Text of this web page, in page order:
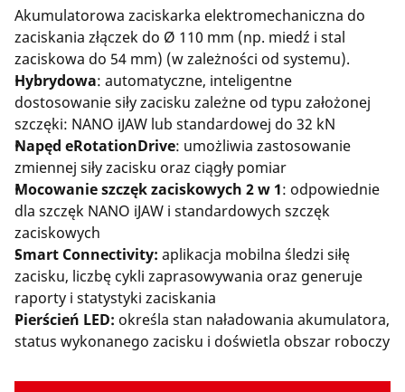
Akumulatorowa zaciskarka elektromechaniczna do
zaciskania złączek do Ø 110 mm (np. miedź i stal
zaciskowa do 54 mm) (w zależności od systemu).
Hybrydowa: automatyczne, inteligentne
dostosowanie siły zacisku zależne od typu założonej
szczęki: NANO iJAW lub standardowej do 32 kN
Napęd eRotationDrive: umożliwia zastosowanie
zmiennej siły zacisku oraz ciągły pomiar
Mocowanie szczęk zaciskowych 2 w 1: odpowiednie
dla szczęk NANO iJAW i standardowych szczęk
zaciskowych
Smart Connectivity: aplikacja mobilna śledzi siłę
zacisku, liczbę cykli zaprasowywania oraz generuje
raporty i statystyki zaciskania
Pierścień LED: określa stan naładowania akumulatora,
status wykonanego zacisku i doświetla obszar roboczy